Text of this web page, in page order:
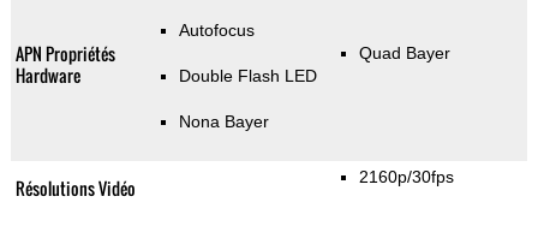
APN Propriétés
Hardware
Autofocus
Double Flash LED
Nona Bayer
Quad Bayer
Résolutions Vidéo 2160p/30fps